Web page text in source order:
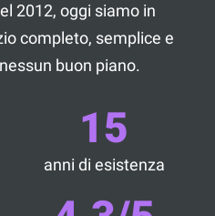
2012, oggi siamo in
completo, semplice e
buon piano.
15
anni di esistenza